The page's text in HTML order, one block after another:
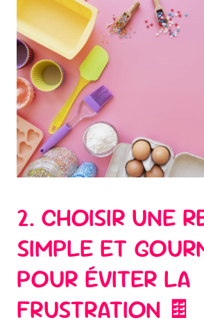
2. CHOISIR UNE
SIMPLE ET
POUR ÉVITER LA
FRUSTRATION 🍫